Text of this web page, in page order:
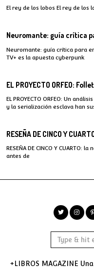
El rey de los lobos El rey de los
Neuromante: guía crítica
Neuromante: guía crítica para
TV+ es la apuesta cyberpunk
EL PROYECTO ORFEO:
EL PROYECTO ORFEO: Un
y la serialización esclava han
RESEÑA DE CINCO Y
RESEÑA DE CINCO Y CUARTO:
antes de
+LIBROS MAGAZINE